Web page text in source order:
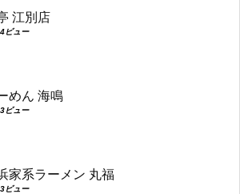
江別店
ビュー
めん 海鳴
ビュー
家系ラーメン 丸福
ビュー